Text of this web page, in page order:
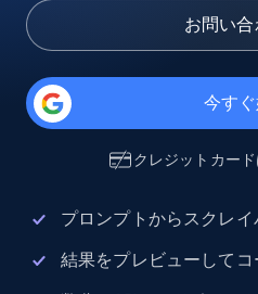
お問い
今す
クレジットカー
プロンプトからスクレイ
結果をプレビューしてコ